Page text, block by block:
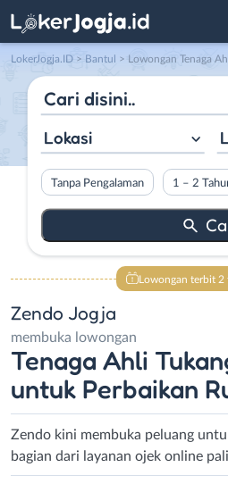
LokerJogja.ID > Bantul > Lowongan Tenaga Ahli
Lokasi
Tanpa Pengalaman 1 – 2
Lowongan terbit 2
Zendo Jogja
membuka lowongan
Tenaga Ahli
untuk Perbaikan
Zendo kini membuka peluang
bagian dari layanan ojek online